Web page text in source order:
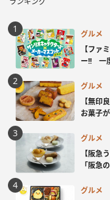
グルメ
【ファ
ー!! 一
グルメ
【無印
お菓子
グルメ
【阪急
「阪急
グルメ